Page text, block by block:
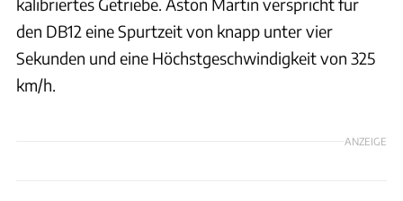
den DB12 eine Spurtzeit von knapp unter vier
Sekunden und eine Höchstgeschwindigkeit von 325
km/h.
ANZEIGE